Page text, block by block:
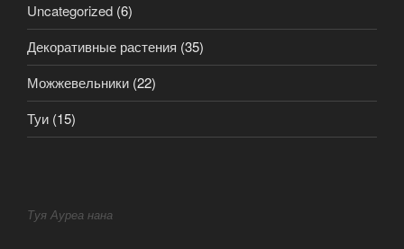
Uncategorized (6)
Декоративные растения (35)
Можжевельники (22)
Туи (15)
Туя Ауреа нана